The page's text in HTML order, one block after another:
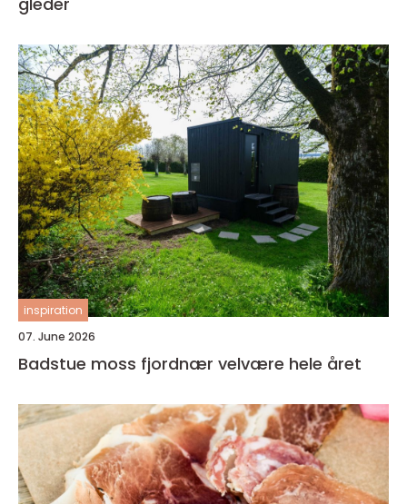
inspiration
07. June 2026
Badstue moss fjordnær velvære hele året